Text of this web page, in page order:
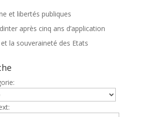
et libertés publiques
après cinq ans d’application
et la souveraineté des Etats